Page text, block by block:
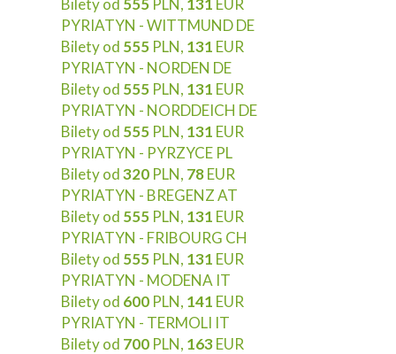
Bilety od 555 PLN, 131 EUR
PYRIATYN - WITTMUND DE
Bilety od 555 PLN, 131 EUR
PYRIATYN - NORDEN DE
Bilety od 555 PLN, 131 EUR
PYRIATYN - NORDDEICH DE
Bilety od 555 PLN, 131 EUR
PYRIATYN - PYRZYCE PL
Bilety od320 PLN, 78EUR
PYRIATYN - BREGENZ AT
Bilety od 555 PLN, 131 EUR
PYRIATYN - FRIBOURG CH
Bilety od 555 PLN, 131 EUR
PYRIATYN - MODENA IT
Bilety od 600 PLN, 141 EUR
PYRIATYN - TERMOLI IT
Bilety od 700 PLN, 163EUR